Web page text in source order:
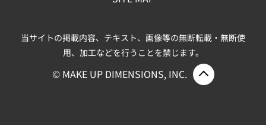
当サイトの掲載内容、テキスト、画像等の無断転載・無断使
用、加工などを行うことを禁じます。
© MAKE UP DIMENSIONS, INC. ページ上部